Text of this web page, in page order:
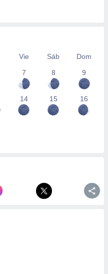
Vie Sáb
Dom
7
8 9
14 15 16